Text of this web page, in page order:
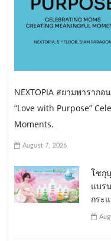
NEXTOPIA สยามพาราก
“Love with Purpose”
Moments.
August 7, 2026
โชกุ
แบร
กระ